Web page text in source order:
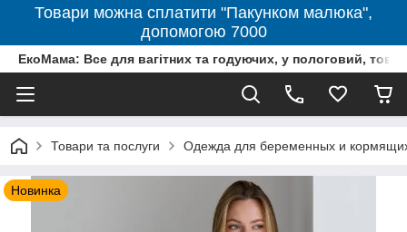
Товари можна сплатити "Пакунком малюка",
допомогою 7000
ЕкоМама: Все для вагітних та годуючих, у пологовий,
Товари та послуги Одежда для беременных и
Новинка